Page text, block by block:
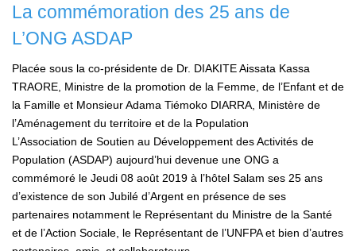
La commémoration des 25 ans de
L’ONG ASDAP
Placée sous la co-présidente de Dr. DIAKITE Aissata Kassa
TRAORE, Ministre de la promotion de la Femme, de l’Enfant et de
la Famille et Monsieur Adama Tiémoko DIARRA, Ministère de
l’Aménagement du territoire et de la Population
L’Association de Soutien au Développement des Activités de
Population (ASDAP) aujourd’hui devenue une ONG a
commémoré le Jeudi 08 août 2019 à l’hôtel Salam ses 25 ans
d’existence de son Jubilé d’Argent en présence de ses
partenaires notamment le Représentant du Ministre de la Santé
et de l’Action Sociale, le Représentant de l’UNFPA et bien d’autres